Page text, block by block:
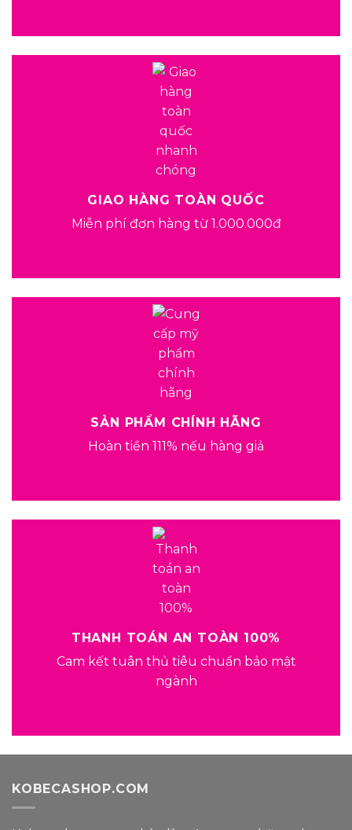
GIAO HÀNG TOÀN QUỐC
Miễn phí đơn hàng từ 1.000.000đ
SẢN PHẨM CHÍNH HÃNG
Hoàn tiền 111% nếu hàng giả
THANH TOÁN AN TOÀN 100%
Cam kết tuân thủ tiêu chuẩn bảo mật
ngành
KOBECASHOP.COM